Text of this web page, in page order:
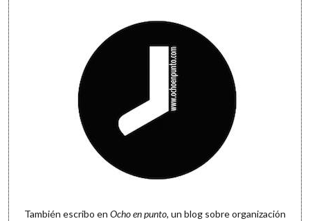
También escribo en Ocho en punto, un blog sobre organización